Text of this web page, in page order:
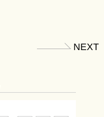
NEXT